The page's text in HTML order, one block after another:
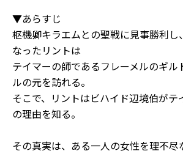
▼あらすじ
枢機卿キラエムとの聖戦に見事勝利し
なったリントは
テイマーの師であるフレーメルのギル
ルの元を訪れる。
そこで、リントはビハイド辺境伯がテ
の理由を知る。
その真実は、ある一人の女性を理不尽